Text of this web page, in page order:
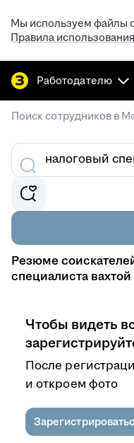
Мы используем файлы
Правила
Работодателю
Поиск сотрудников в
Резюме
специалиста
Чтобы видеть
После
и откроем фото